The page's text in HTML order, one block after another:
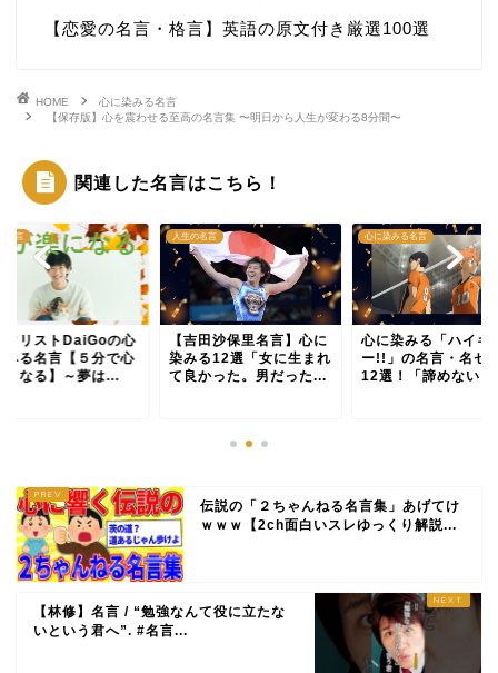
【恋愛の名言・格言】英語の原文付き厳選100選
HOME
心に染みる名言
【保存版】心を震わせる至高の名言集 〜明日から人生が変わる8分間〜
関連した名言はこちら！
名言
タリストDaiGoの心
みる名言【５分で心
くなる】～夢は...
人生の名言
【吉田沙保里名言】心に
染みる12選「女に生まれ
て良かった。男だった...
心に染みる名言
心に染みる「ハイキ
ー!!」の名言・名セ
12選！「諦めない」
伝説の「２ちゃんねる名言集」あげてけ
ｗｗｗ【2ch面白いスレゆっくり解説...
【林修】名言 / “勉強なんて役に立たな
いという君へ”. #名言...